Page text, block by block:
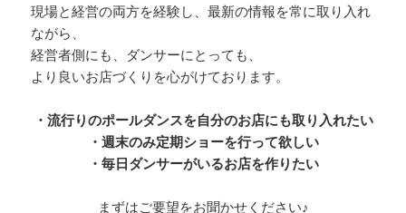
現場と経営の両方を経験し、最新の情報を常に取り入れ
ながら、
経営者側にも、ダンサーにとっても、
より良いお店づくりを心がけております。
・流行りのポールダンスを自分のお店にも取り入れたい
・週末のみ定期ショーを行って欲しい
・毎日ダンサーがいるお店を作りたい
まずはご要望をお聞かせください♪